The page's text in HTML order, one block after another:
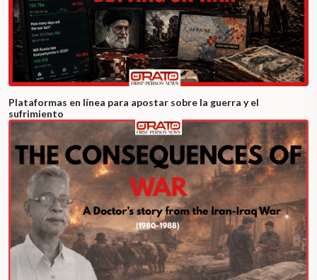
Plataformas en línea para apostar sobre la guerra y el
sufrimiento